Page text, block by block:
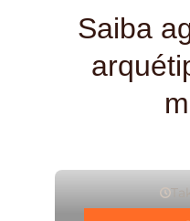
Saiba